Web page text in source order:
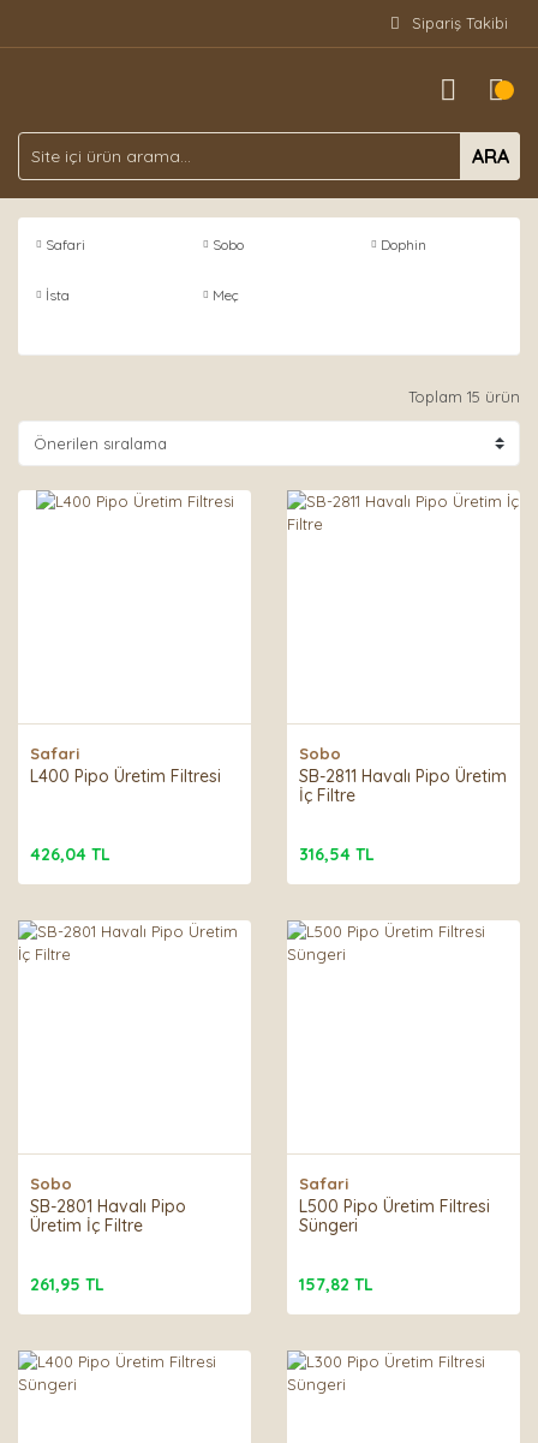
Sipariş Takibi
ARA
Safari Sobo Dophin
İsta Meç
Toplam 15 ürün
Safari
L400 Pipo Üretim Filtresi
426,04 TL
Sobo
SB-2811 Havalı Pipo Üretim
İç Filtre
316,54 TL
Sobo
SB-2801 Havalı Pipo
Üretim İç Filtre
261,95 TL
Safari
L500 Pipo Üretim Filtresi
Süngeri
157,82 TL